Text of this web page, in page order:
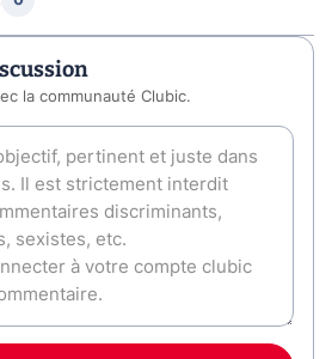
la communauté Clubic.